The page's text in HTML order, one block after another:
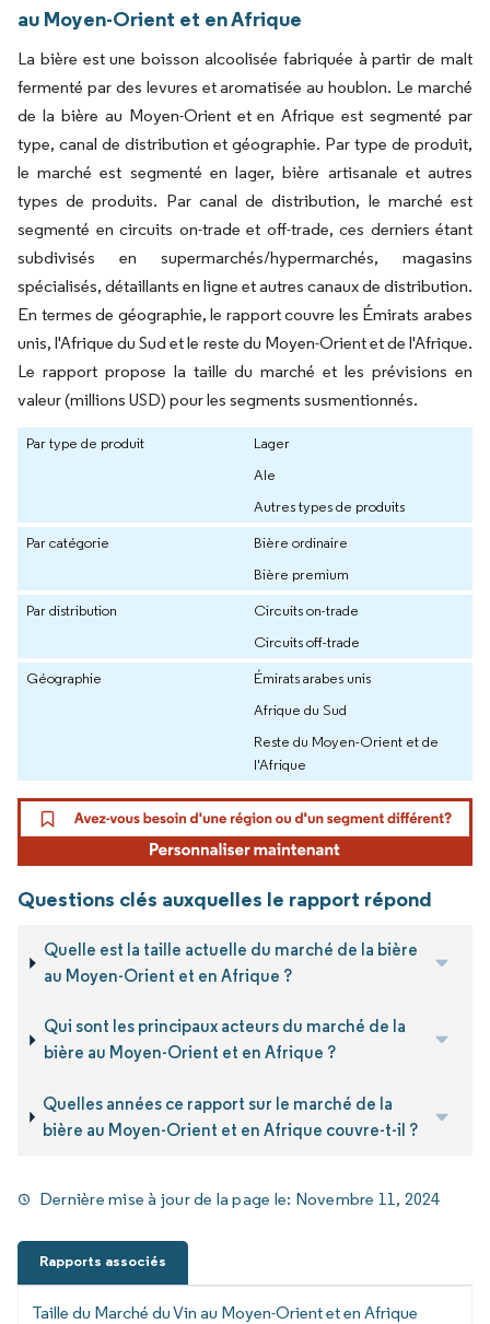
au Moyen-Orient et en Afrique
La bière est une boisson alcoolisée fabriquée à partir de malt
fermenté par des levures et aromatisée au houblon. Le marché
de la bière au Moyen-Orient et en Afrique est segmenté par
type, canal de distribution et géographie. Par type de produit,
le marché est segmenté en lager, bière artisanale et autres
types de produits. Par canal de distribution, le marché est
segmenté en circuits on-trade et off-trade, ces derniers étant
subdivisés en supermarchés/hypermarchés, magasins
spécialisés, détaillants en ligne et autres canaux de distribution.
En termes de géographie, le rapport couvre les Émirats arabes
unis, l'Afrique du Sud et le reste du Moyen-Orient et de l'Afrique.
Le rapport propose la taille du marché et les prévisions en
valeur (millions USD) pour les segments susmentionnés.
Par type de produit
Lager
Ale
Autres types de produits
Par catégorie
Bière ordinaire
Bière premium
Par distribution
Circuits on-trade
Circuits off-trade
Géographie
Émirats arabes unis
Afrique du Sud
Reste du Moyen-Orient et de
l'Afrique
Questions clés auxquelles le rapport répond
Quelle est la taille actuelle du marché de la bière
au Moyen-Orient et en Afrique ?
Qui sont les principaux acteurs du marché de la
bière au Moyen-Orient et en Afrique ?
Quelles années ce rapport sur le marché de la
bière au Moyen-Orient et en Afrique couvre-t-il ?
Dernière mise à jour de la page le: Novembre 11, 2024
Rapports associés
Taille du Marché du Vin au Moyen-Orient et en Afrique